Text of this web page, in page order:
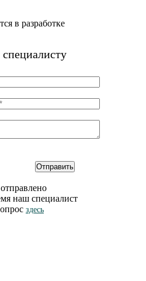
в разработке
специалисту
наш специалист
здесь